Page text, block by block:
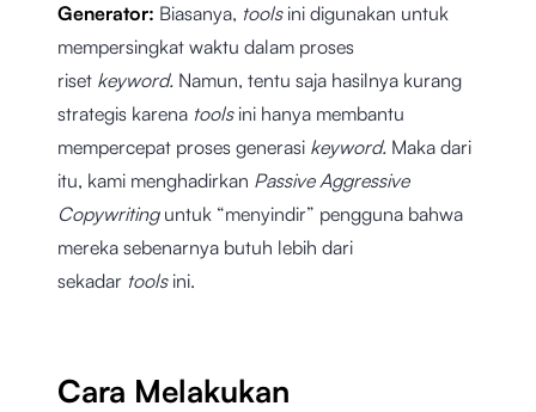
Generator: Biasanya, tools ini digunakan untuk
mempersingkat waktu dalam proses
riset keyword. Namun, tentu saja hasilnya kurang
strategis karena tools ini hanya membantu
mempercepat proses generasi keyword. Maka dari
itu, kami menghadirkan Passive Aggressive
Copywriting untuk “menyindir” pengguna bahwa
mereka sebenarnya butuh lebih dari
sekadar tools ini.
Cara Melakukan